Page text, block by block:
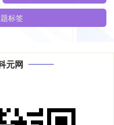
标签
元网